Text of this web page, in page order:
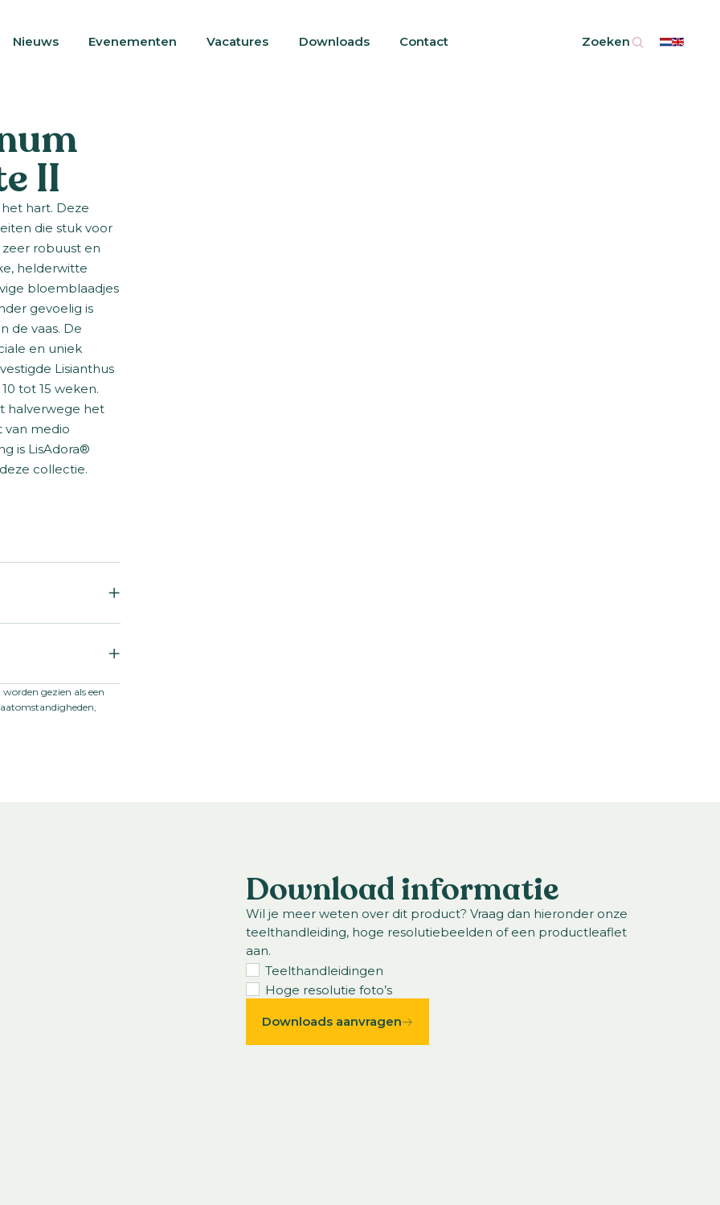
Nieuws Evenementen Vacatures Downloads Contact Zoeken
II
hart. Deze
die stuk voor
robuust en
helderwitte
bloemblaadjes
gevoelig is
de vaas. De
en uniek
Lisianthus
tot 15 weken.
halverwege het
van medio
is LisAdora®
collectie.
gezien als een
Download informatie
Wil je meer weten over dit product? Vraag dan hieronder onze
teelthandleiding, hoge resolutiebeelden of een productleaflet
aan.
Teelthandleidingen
Hoge resolutie foto’s
Downloads aanvragen